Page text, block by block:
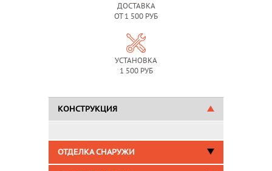
ДОСТАВКА
ОТ 1 500 РУБ
УСТАНОВКА
1 500 РУБ
КОНСТРУКЦИЯ
ОТДЕЛКА СНАРУЖИ